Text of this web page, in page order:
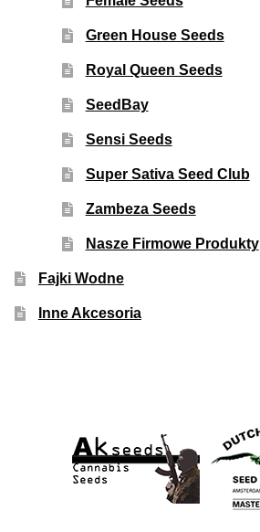
Green House Seeds
Royal Queen Seeds
SeedBay
Sensi Seeds
Super Sativa Seed Club
Zambeza Seeds
Nasze Firmowe Produkty
Fajki Wodne
Inne Akcesoria